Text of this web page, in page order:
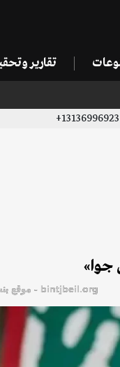
تقارير
جوا»
bintjbeil.org - موقع بنت جبيل